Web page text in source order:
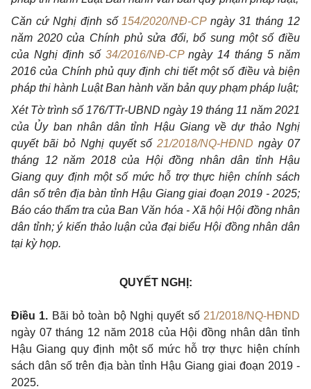
Căn cứ Nghị định số 154/2020/NĐ-CPngày 31 tháng 12
năm 2020 của Chính phủ sửa đổi, bổ sung một số điều
của Nghị định số 34/2016/NĐ-CPngày 14 tháng 5 năm
2016 của Chính phủ quy định chi tiết một số điều và biện
pháp thi hành Luật Ban hành văn bản quy phạm pháp luật;
Xét Tờ trình số 176/TTr-UBND ngày 19 tháng 11 năm 2021
của Ủy ban nhân dân tỉnh Hậu Giang về dự thảo Nghị
quyết bãi bỏ Nghị quyết số21/2018/NQ-HĐND ngày 07
tháng 12 năm 2018 của Hội đồng nhân dân tỉnh Hậu
Giang quy định một số mức hỗ trợ thực hiện chính sách
dân số trên địa bàn tỉnh Hậu Giang giai đoạn 2019 - 2025;
Báo cáo thẩm tra của Ban Văn hóa - Xã hội Hội đồng nhân
dân tỉnh; ý kiến thảo luận của đại biểu Hội đồng nhân dân
tại kỳ họp.
QUYẾT NGHỊ:
Điều 1. Bãi bỏ toàn bộ Nghị quyết số 21/2018/NQ-HĐND
ngày 07 tháng 12 năm 2018 của Hội đồng nhân dân tỉnh
Hậu Giang quy định một số mức hỗ trợ thực hiện chính
sách dân số trên địa bàn tỉnh Hậu Giang giai đoạn 2019 -
2025.